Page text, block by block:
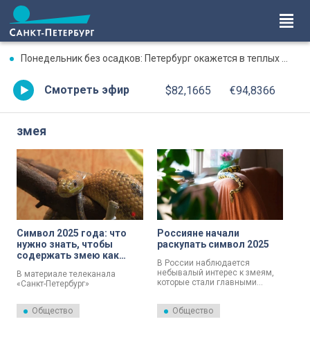
Понедельник без осадков: Петербург окажется в теплых объятиях
Смотреть эфир $82,1665 €94,8366
змея
Символ 2025 года: что
нужно знать, чтобы
содержать змею как
В материале телеканала
«Санкт-Петербург»
дома необычного питомца.
Общество
Россияне начали
раскупать символ 2025
В России наблюдается
небывалый интерес к змеям,
которые стали главными
отличие от традиционных
домашних животных, таких как
Общество